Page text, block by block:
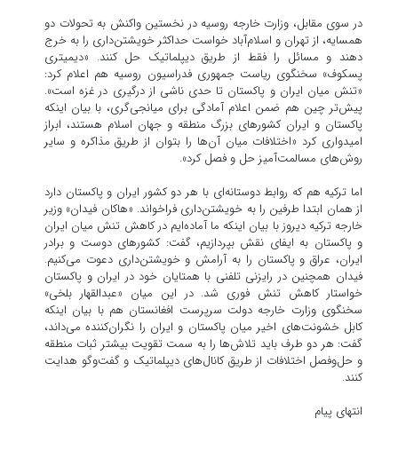
در سوی مقابل، وزارت خارجه روسیه در نخستین واکنش به تحولات دو
همسایه، از تهران و اسلام‌آباد خواست حداکثر خویشتن‌داری را به خرج
دهند و مسائل را فقط از طریق دیپلماتیک حل کنند. «دیمیتری
پسکوف» سخنگوی ریاست جمهوری فدراسیون روسیه هم اعلام کرد:
«تنش میان ایران و پاکستان تا حدی ناشی از درگیری در غزه است».
پیش‌تر چین هم ضمن اعلام آمادگی برای میانجی‌گری، با بیان اینکه
پاکستان و ایران کشورهای بزرگ منطقه و جهان اسلام هستند، ابراز
امیدواری کرد «اختلافات میان آن‌ها را بتوان از طریق مذاکره و سایر
روش‌های مسالمت‌آمیز حل و فصل کرد».
اما ترکیه هم که روابط دوستانه‌ای با هر دو کشور ایران و پاکستان دارد
از همان ابتدا طرفین را به خویشتن‌داری فراخواند. «هاکان فیدان» وزیر
خارجه ترکیه دیروز با بیان اینکه ما آماده‌ایم در کاهش تنش میان ایران
و پاکستان به ایفای نقش بپردازیم، گفت: کشورهای دوست و برادر
ایران، عراق و پاکستان را به آرامش و خویشتن‌داری دعوت می‌کنیم.
فیدان همچنین در رایزنی تلفنی با همتایان خود در ایران و پاکستان
خواستار کاهش تنش فوری شد. در این میان «عبدالقهار بلخی»
سخنگوی وزارت خارجه دولت سرپرست افغانستان هم با بیان اینکه
کابل خشونت‌های اخیر میان پاکستان و ایران را نگران‌کننده می‌داند،
گفت: هر دو طرف باید تلاش‌ها را به سمت تقویت بیشتر ثبات منطقه
و حل‌وفصل اختلافات از طریق کانال‌های دیپلماتیک و گفت‌وگو هدایت
کنند.
انتهای پیام